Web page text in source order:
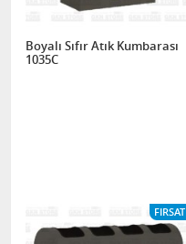
Boyalı Sıfır Atık Kumbarası
1035C
FIRSAT